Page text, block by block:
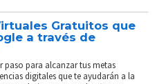
Gratuitos que
a través de
paso para alcanzar tus metas
digitales que te ayudarán a la